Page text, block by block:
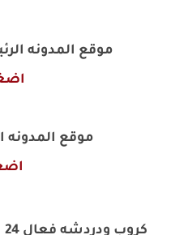
موقع المدونه
موقع المدونه